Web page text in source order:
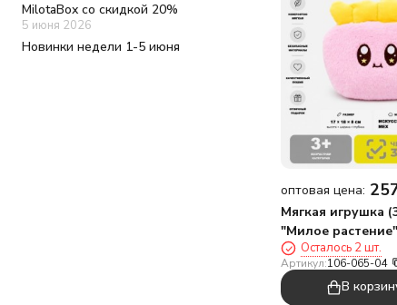
оптовая цена:
Мягкая игрушка
"Милое
розовая, 17 см
Осталось 2 шт.
Артикул:106-065-04
В
MilotaBox со скидкой 20%
5 июня 2026
Новинки недели 1-5 июня